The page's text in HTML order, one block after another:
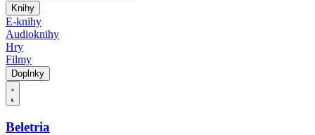
Knihy
E-knihy
Audioknihy
Hry
Filmy
Doplnky
Beletria